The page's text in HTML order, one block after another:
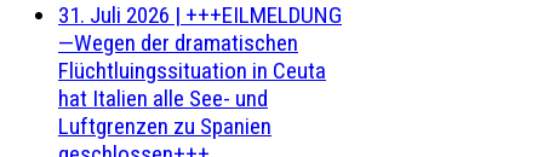
31. Juli 2026 | +++EILMELDUNG
—Wegen der dramatischen
Flüchtluingssituation in Ceuta
hat Italien alle See- und
Luftgrenzen zu Spanien